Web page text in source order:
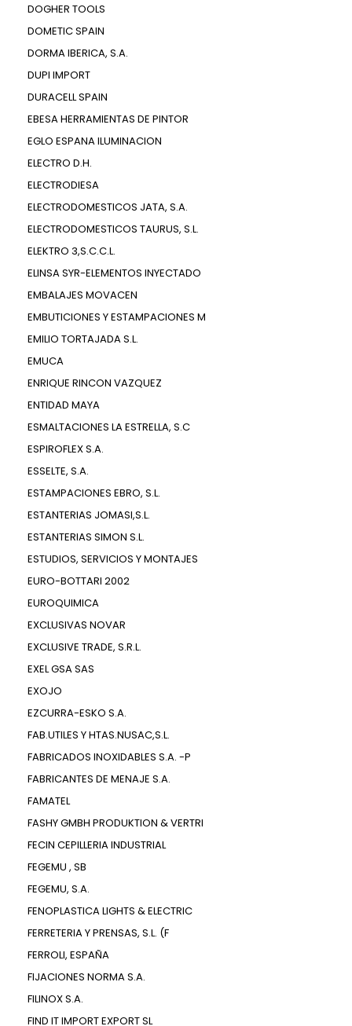
DOGHER TOOLS
DOMETIC SPAIN
DORMA IBERICA, S.A.
DUPI IMPORT
DURACELL SPAIN
EBESA HERRAMIENTAS DE PINTOR
EGLO ESPANA ILUMINACION
ELECTRO D.H.
ELECTRODIESA
ELECTRODOMESTICOS JATA, S.A.
ELECTRODOMESTICOS TAURUS, S.L.
ELEKTRO 3,S.C.C.L.
ELINSA SYR-ELEMENTOS INYECTADO
EMBALAJES MOVACEN
EMBUTICIONES Y ESTAMPACIONES M
EMILIO TORTAJADA S.L.
EMUCA
ENRIQUE RINCON VAZQUEZ
ENTIDAD MAYA
ESMALTACIONES LA ESTRELLA, S.C
ESPIROFLEX S.A.
ESSELTE, S.A.
ESTAMPACIONES EBRO, S.L.
ESTANTERIAS JOMASI,S.L.
ESTANTERIAS SIMON S.L.
ESTUDIOS, SERVICIOS Y MONTAJES
EURO-BOTTARI 2002
EUROQUIMICA
EXCLUSIVAS NOVAR
EXCLUSIVE TRADE, S.R.L.
EXEL GSA SAS
EXOJO
EZCURRA-ESKO S.A.
FAB.UTILES Y HTAS.NUSAC,S.L.
FABRICADOS INOXIDABLES S.A. -P
FABRICANTES DE MENAJE S.A.
FAMATEL
FASHY GMBH PRODUKTION & VERTRI
FECIN CEPILLERIA INDUSTRIAL
FEGEMU , SB
FEGEMU, S.A.
FENOPLASTICA LIGHTS & ELECTRIC
FERRETERIA Y PRENSAS, S.L. (F
FERROLI, ESPAÑA
FIJACIONES NORMA S.A.
FILINOX S.A.
FIND IT IMPORT EXPORT SL